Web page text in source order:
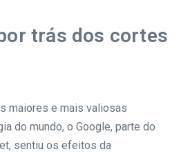
trás dos cortes
maiores e mais valiosas
do mundo, o Google, parte do
sentiu os efeitos da